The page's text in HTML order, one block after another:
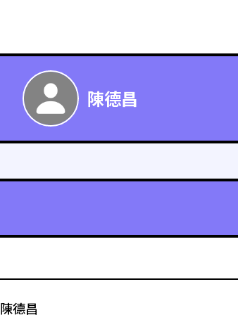
陳德昌
陳德昌